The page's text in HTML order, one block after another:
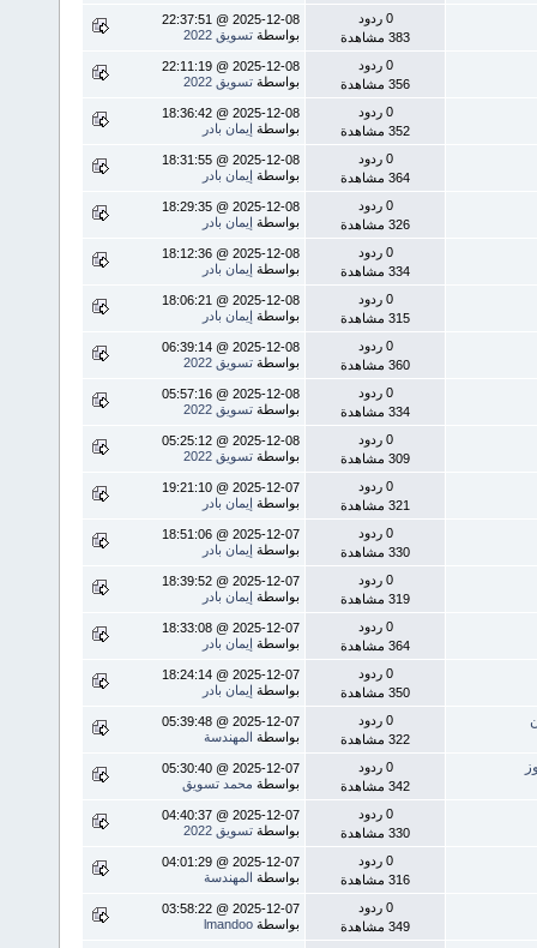
0 ردود
383 مشاهدة
2025-12-08 @ 22:37:51
بواسطة تسويق 2022
0 ردود
356 مشاهدة
2025-12-08 @ 22:11:19
بواسطة تسويق 2022
0 ردود
352 مشاهدة
2025-12-08 @ 18:36:42
بواسطة إيمان بادر
0 ردود
364 مشاهدة
2025-12-08 @ 18:31:55
بواسطة إيمان بادر
0 ردود
326 مشاهدة
2025-12-08 @ 18:29:35
بواسطة إيمان بادر
0 ردود
334 مشاهدة
2025-12-08 @ 18:12:36
بواسطة إيمان بادر
0 ردود
315 مشاهدة
2025-12-08 @ 18:06:21
بواسطة إيمان بادر
0 ردود
360 مشاهدة
2025-12-08 @ 06:39:14
بواسطة تسويق 2022
0 ردود
334 مشاهدة
2025-12-08 @ 05:57:16
بواسطة تسويق 2022
0 ردود
309 مشاهدة
2025-12-08 @ 05:25:12
بواسطة تسويق 2022
0 ردود
321 مشاهدة
2025-12-07 @ 19:21:10
بواسطة إيمان بادر
0 ردود
330 مشاهدة
2025-12-07 @ 18:51:06
بواسطة إيمان بادر
0 ردود
319 مشاهدة
2025-12-07 @ 18:39:52
بواسطة إيمان بادر
0 ردود
364 مشاهدة
2025-12-07 @ 18:33:08
بواسطة إيمان بادر
0 ردود
350 مشاهدة
2025-12-07 @ 18:24:14
بواسطة إيمان بادر
0 ردود
322 مشاهدة
2025-12-07 @ 05:39:48
بواسطة المهندسة
0 ردود
342 مشاهدة
2025-12-07 @ 05:30:40
بواسطة محمد تسويق
0 ردود
330 مشاهدة
2025-12-07 @ 04:40:37
بواسطة تسويق 2022
0 ردود
316 مشاهدة
2025-12-07 @ 04:01:29
بواسطة المهندسة
0 ردود
349 مشاهدة
2025-12-07 @ 03:58:22
بواسطة lmandoo